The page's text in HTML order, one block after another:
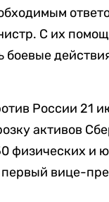
С их
России 21
активов
физических и
первый вице-